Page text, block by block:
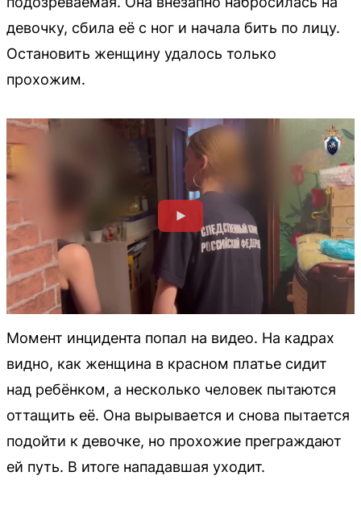
девочку, сбила её с ног и начала бить по лицу.
Остановить женщину удалось только
прохожим.
Момент инцидента попал на видео. На кадрах
видно, как женщина в красном платье сидит
над ребёнком, а несколько человек пытаются
оттащить её. Она вырывается и снова пытается
подойти к девочке, но прохожие преграждают
ей путь. В итоге нападавшая уходит.